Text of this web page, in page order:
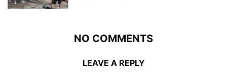
NO COMMENTS
LEAVE A REPLY